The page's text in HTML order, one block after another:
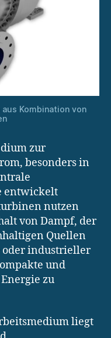
Kombination von
zur
besonders in
entwickelt
nutzen
von Dampf, der
Quellen
oder industrieller
und
zu
liegt